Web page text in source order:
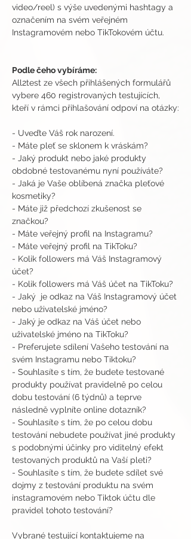
video/reel) s výše uvedenými hashtagy a
označením na svém veřejném
Instagramovém nebo TikTokovém účtu.
Podle čeho vybíráme:
All2test ze všech přihlášených formulářů
vybere 460 registrovaných testujících,
kteří v rámci přihlašování odpoví na otázky:
- Uveďte Váš rok narození.
- Máte pleť se sklonem k vráskám?
- Jaký produkt nebo jaké produkty
obdobné testovanému nyní používáte?
- Jaká je Vaše oblíbená značka pleťové
kosmetiky?
- Máte již předchozí zkušenost se
značkou?
- Máte veřejný profil na Instagramu?
- Máte veřejný profil na TikToku?
- Kolik followers má Váš Instagramový
účet?
- Kolik followers má Váš účet na TikToku?
- Jaký  je odkaz na Váš Instagramový účet
nebo uživatelské jméno?
- Jaký je odkaz na Váš účet nebo
uživatelské jméno na TikToku?
- Preferujete sdílení Vašeho testování na
svém Instagramu nebo Tiktoku?
- Souhlasíte s tím, že budete testované
produkty používat pravidelně po celou
dobu testování (6 týdnů) a teprve
následně vyplníte online dotazník?
- Souhlasíte s tím, že po celou dobu
testování nebudete používat jiné produkty
s podobnými účinky pro viditelný efekt
testovaných produktů na Vaší pleti?
- Souhlasíte s tím, že budete sdílet své
dojmy z testování produktu na svém
instagramovém nebo Tiktok účtu dle
pravidel tohoto testování?
Vybrané testující kontaktujeme na